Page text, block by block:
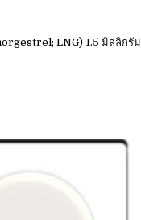
LNG) 1.5 มิลลิกรัม